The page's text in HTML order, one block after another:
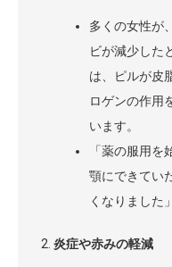
多くの女性が
ビが減少した
は、ピルが皮
ロゲンの作用
います。
「薬の服用
顎にできてい
くなりました
炎症や赤みの軽減